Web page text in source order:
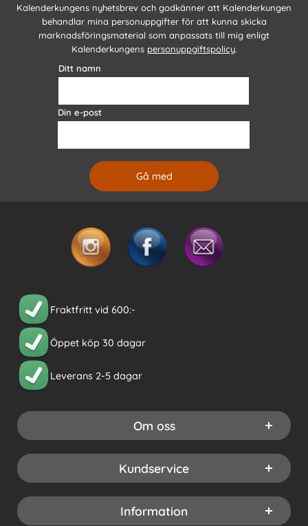
Kalenderkungens nyhetsbrev och godkänner att Kalenderkungen
behandlar mina personuppgifter för att kunna skicka
marknadsföringsmaterial som anpassats till mig enligt
Kalenderkungens personuppgiftspolicy.
Ditt namn
Din e-post
Fraktfritt vid 600:-
Öppet köp 30 dagar
Leverans 2-5 dagar
Om oss
Kundservice
Information